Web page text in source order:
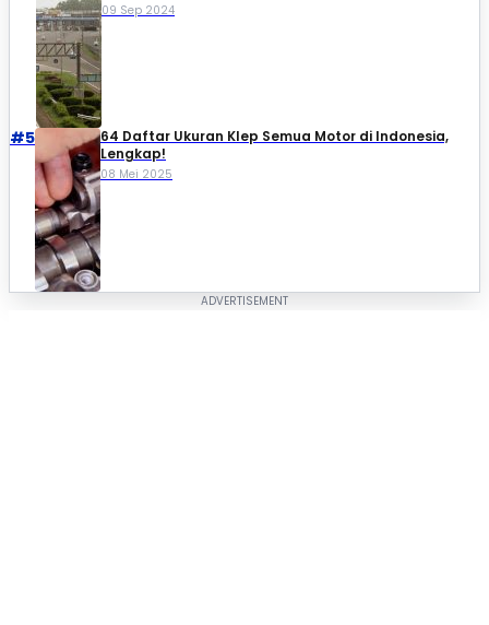
09 Sep 2024
#5
64 Daftar Ukuran Klep Semua Motor di Indonesia,
Lengkap!
08 Mei 2025